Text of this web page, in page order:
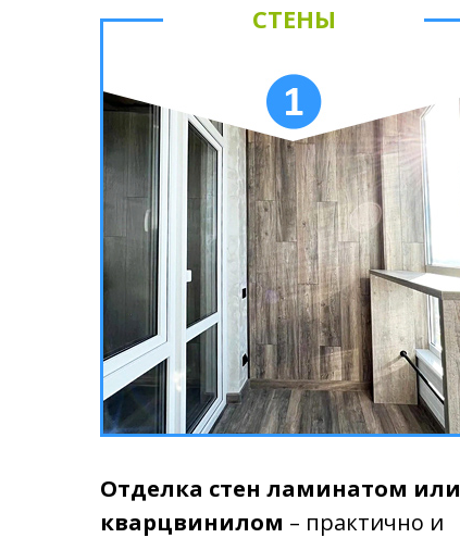
СТЕНЫ
Отделка стен ламинатом или
кварцвинилом – практично и